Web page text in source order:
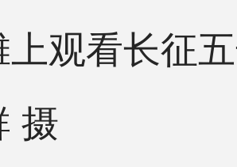
上观看长征
摄